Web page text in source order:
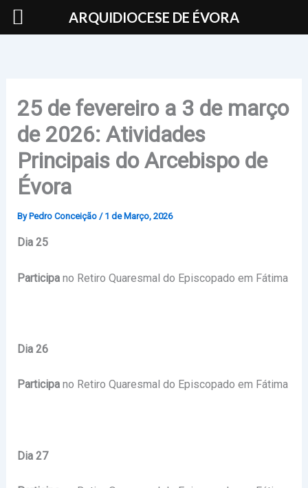
Skip
25 de fevereiro a 3 de março
de 2026: Atividades
Principais do Arcebispo de
Évora
By Pedro Conceição / 1 de Março, 2026
Dia 25
Participa no Retiro Quaresmal do Episcopado em Fátima
Dia 26
Participa no Retiro Quaresmal do Episcopado em Fátima
Dia 27
ARQUIDIOCESE DE ÉVORA